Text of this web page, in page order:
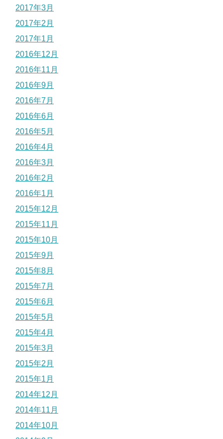
2017年3月
2017年2月
2017年1月
2016年12月
2016年11月
2016年9月
2016年7月
2016年6月
2016年5月
2016年4月
2016年3月
2016年2月
2016年1月
2015年12月
2015年11月
2015年10月
2015年9月
2015年8月
2015年7月
2015年6月
2015年5月
2015年4月
2015年3月
2015年2月
2015年1月
2014年12月
2014年11月
2014年10月